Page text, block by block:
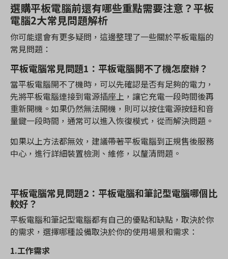
選購平板電腦前還有哪些重點需要注意？平板
電腦2大常見問題解析
你可能還會有更多疑問，這邊整理了一些關於平板電腦的
常見問題：
平板電腦常見問題1：平板電腦開不了機怎麼辦？
當平板電腦開不了機時，可以先確認是否有足夠的電力，
先將平板電腦連接到電源插座上，讓它充電一段時間後再
重新開機。如果仍然無法開機，則可以按住電源按鈕和音
量鍵一段時間，通常可以進入恢復模式，從而解決問題。
如果以上方法都無效，建議帶著平板電腦到正規售後服務
中心，進行詳細裝置檢測、維修，以釐清問題。
平板電腦常見問題2：平板電腦和筆記型電腦哪個比
較好？
平板電腦和筆記型電腦都有自己的優點和缺點，取決於你
的需求，選擇哪種設備取決於你的使用場景和需求：
1.工作需求